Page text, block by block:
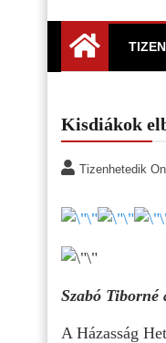
Kisdiákok
Tizenhetedik
Szabó
A Házasság